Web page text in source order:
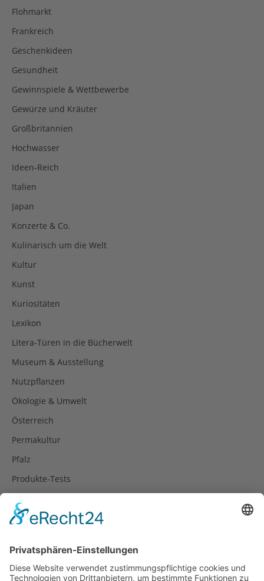
Flohmarkt
Frankreich
Geschenkideen
Gesundheit
Gewinnspiele & Wettbewerbe
Gewürze und Kräuter
Großbritannien
Hochwasser
Ideen-Reich
Italien
Japan
Konzerte & Co.
Kulinarisch um die Welt
Kultur
Kunst
Kuriositäten
Lexikon
Litera-Türen in die Bücherwelt
Museum & Ausstellung
Nutzpflanzen
Ökologie & Umwelt
Österreich
Permakultur
Pfalz
Produkte-Tests
Rezepte
Spanien
Südtirol